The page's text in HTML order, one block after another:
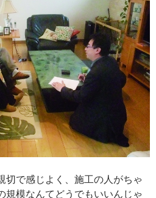
切で感じよく、施工の人がちゃ
規模なんてどうでもいいんじゃ